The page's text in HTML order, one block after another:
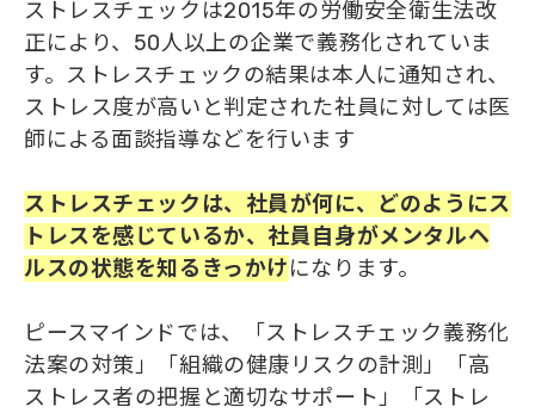
ストレスチェックは2015年の労働安全衛生法改
正により、50人以上の企業で義務化されていま
す。ストレスチェックの結果は本人に通知され、
ストレス度が高いと判定された社員に対しては医
師による面談指導などを行います
ストレスチェックは、社員が何に、どのようにス
トレスを感じているか、社員自身がメンタルヘ
ルスの状態を知るきっかけになります。
ピースマインドでは、「ストレスチェック義務化
法案の対策」「組織の健康リスクの計測」「高
ストレス者の把握と適切なサポート」「ストレ